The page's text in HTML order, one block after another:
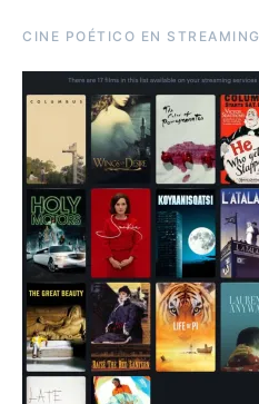
CINE POÉTICO EN STREAMING